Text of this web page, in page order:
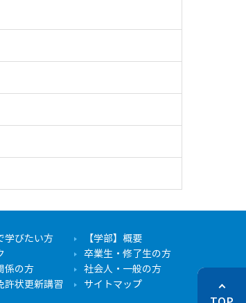
学びたい方
【学部】概要
卒業生・修了生の方
係の方
社会人・一般の方
許状更新講習
サイトマップ